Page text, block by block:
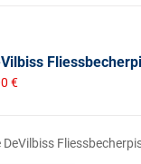
€
DeVilbiss